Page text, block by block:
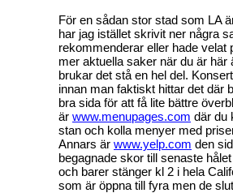
För en sådan stor stad som LA
har jag istället skrivit ner några
rekommenderar eller hade velat
mer aktuella saker när du är här
brukar det stå en hel del.
innan man faktiskt hittar det där
bra sida för att få lite bättre
är www.menupages.com där du
stan och kolla menyer med
Annars är www.yelp.com den
begagnade skor till senaste
och barer stänger kl 2 i hela
som är öppna till fyra men de